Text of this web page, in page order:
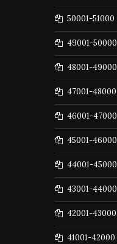
50001-51000
49001-50000
48001-49000
47001-48000
46001-47000
45001-46000
44001-45000
43001-44000
42001-43000
41001-42000